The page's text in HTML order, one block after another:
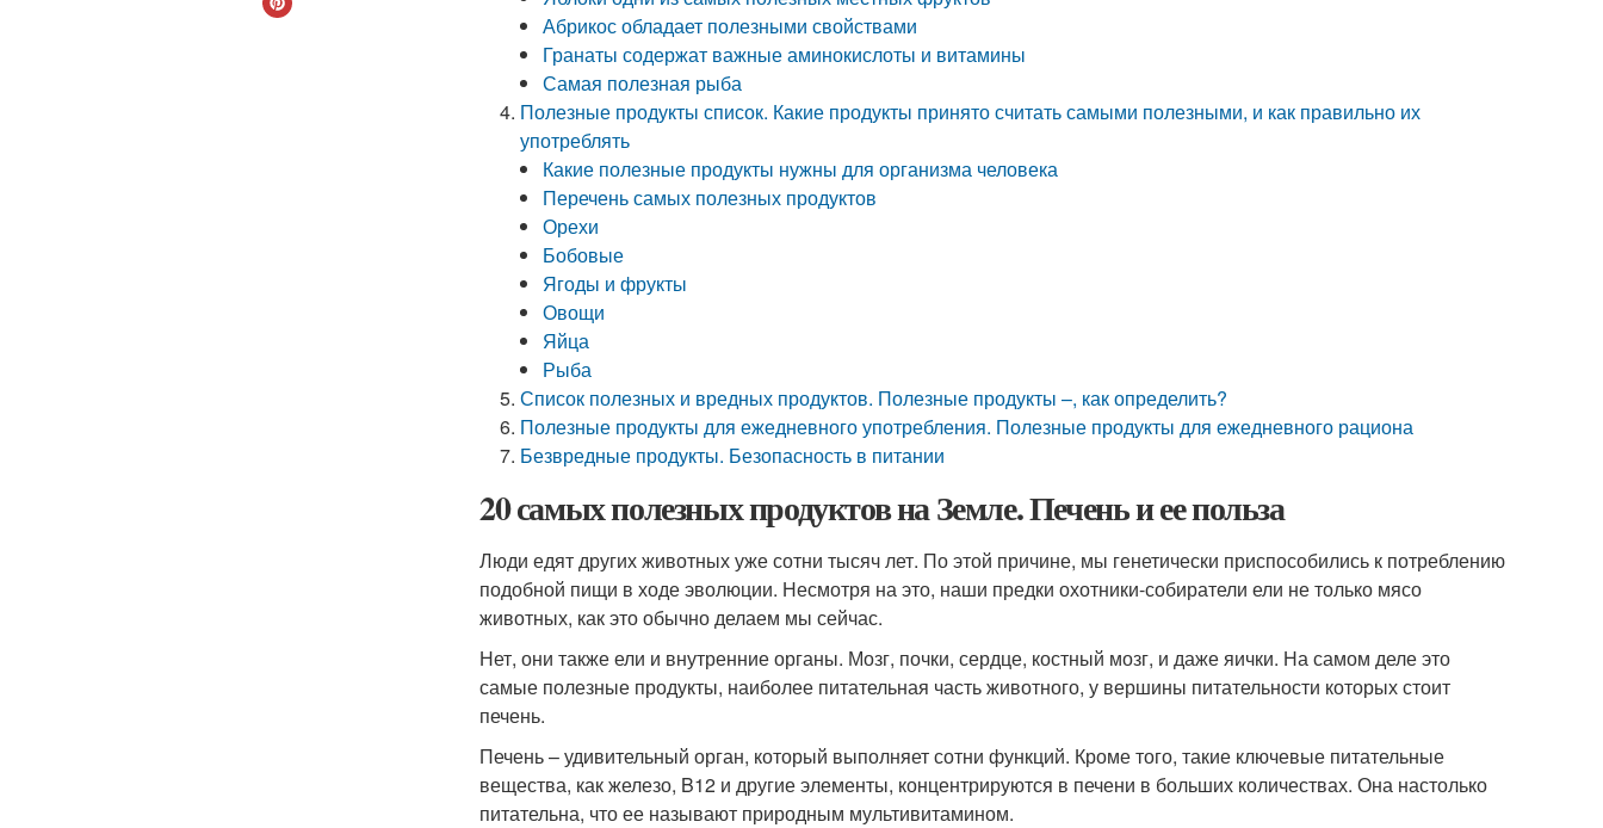
Абрикос обладает полезными свойствами
Гранаты содержат важные аминокислоты и витамины
Самая полезная рыба
Полезные продукты список. Какие продукты принято считать самыми полезными, и как правильно их
употреблять
Какие полезные продукты нужны для организма человека
Перечень самых полезных продуктов
Орехи
Бобовые
Ягоды и фрукты
Овощи
Яйца
Рыба
Список полезных и вредных продуктов. Полезные продукты –, как определить?
Полезные продукты для ежедневного употребления. Полезные продукты для ежедневного рациона
Безвредные продукты. Безопасность в питании
20 самых полезных продуктов на Земле. Печень и ее польза
Люди едят других животных уже сотни тысяч лет. По этой причине, мы генетически приспособились к потреблению
подобной пищи в ходе эволюции. Несмотря на это, наши предки охотники-собиратели ели не только мясо
животных, как это обычно делаем мы сейчас.
Нет, они также ели и внутренние органы. Мозг, почки, сердце, костный мозг, и даже яички. На самом деле это
самые полезные продукты, наиболее питательная часть животного, у вершины питательности которых стоит
печень.
Печень – удивительный орган, который выполняет сотни функций. Кроме того, такие ключевые питательные
вещества, как железо, B12 и другие элементы, концентрируются в печени в больших количествах. Она настолько
питательна, что ее называют природным мультивитамином.